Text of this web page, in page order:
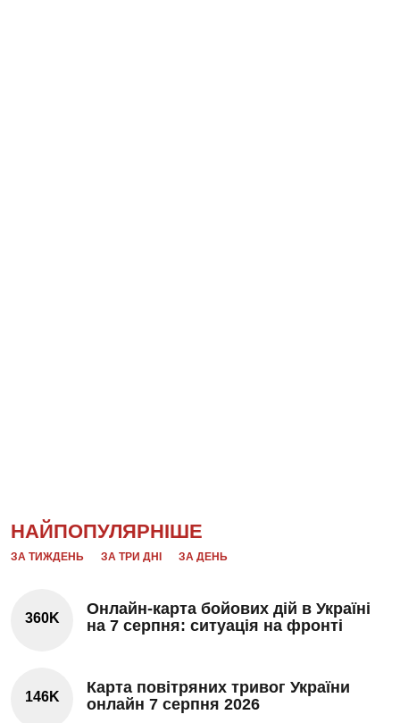
НАЙПОПУЛЯРНІШЕ
ЗА ТИЖДЕНЬ ЗА ТРИ ДНІ ЗА ДЕНЬ
360K
Онлайн-карта бойових дій в Україні
на 7 серпня: ситуація на фронті
146K
Карта повітряних тривог України
онлайн 7 серпня 2026